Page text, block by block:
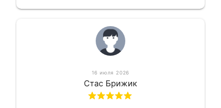
16 июля 2026
Стас Брижик